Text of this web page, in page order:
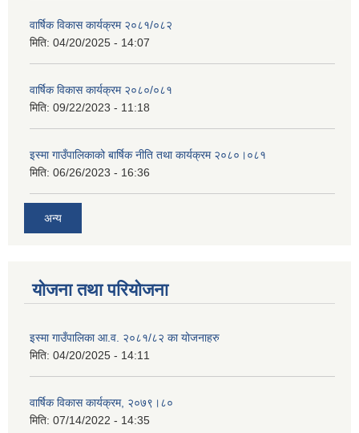
वार्षिक विकास कार्यक्रम २०८१/०८२
मिति: 04/20/2025 - 14:07
वार्षिक विकास कार्यक्रम २०८०/०८१
मिति: 09/22/2023 - 11:18
इस्मा गाउँपालिकाको बार्षिक नीति तथा कार्यक्रम २०८०।०८१
मिति: 06/26/2023 - 16:36
अन्य
योजना तथा परियोजना
इस्मा गाउँपालिका आ.व. २०८१/८२ का योजनाहरु
मिति: 04/20/2025 - 14:11
वार्षिक विकास कार्यक्रम, २०७९।८०
मिति: 07/14/2022 - 14:35